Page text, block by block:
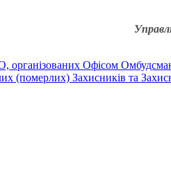
організованих Офісом
(померлих) Захисників та